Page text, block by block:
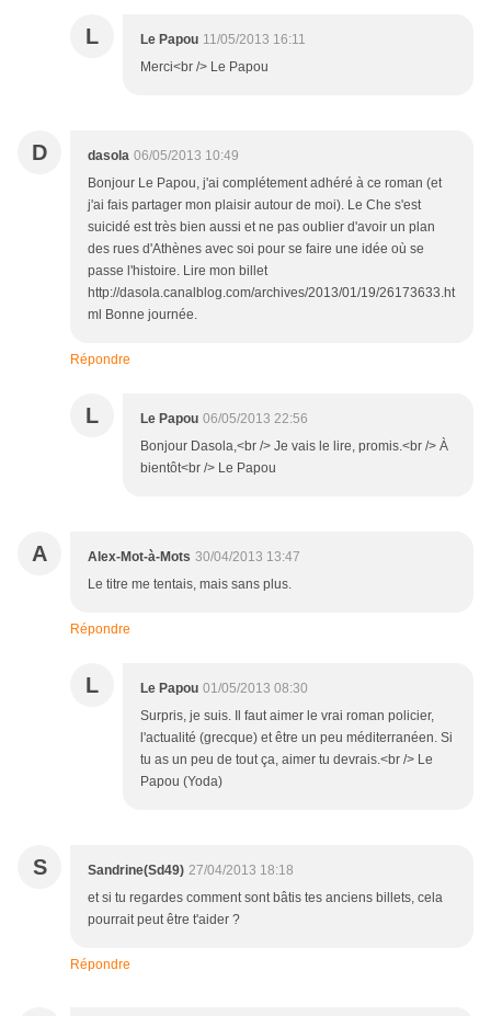
L Le Papou 11/05/2013 16:11
Merci<br /> Le Papou
D dasola 06/05/2013 10:49
Bonjour Le Papou, j'ai complétement adhéré à ce roman (et
j'ai fais partager mon plaisir autour de moi). Le Che s'est
suicidé est très bien aussi et ne pas oublier d'avoir un plan
des rues d'Athènes avec soi pour se faire une idée où se
passe l'histoire. Lire mon billet
http://dasola.canalblog.com/archives/2013/01/19/26173633.ht
ml Bonne journée.
Répondre
L Le Papou 06/05/2013 22:56
Bonjour Dasola,<br /> Je vais le lire, promis.<br /> À
bientôt<br /> Le Papou
A Alex-Mot-à-Mots 30/04/2013 13:47
Le titre me tentais, mais sans plus.
Répondre
L Le Papou 01/05/2013 08:30
Surpris, je suis. Il faut aimer le vrai roman policier,
l'actualité (grecque) et être un peu méditerranéen. Si
tu as un peu de tout ça, aimer tu devrais.<br /> Le
Papou (Yoda)
S Sandrine(Sd49) 27/04/2013 18:18
et si tu regardes comment sont bâtis tes anciens billets, cela
pourrait peut être t'aider ?
Répondre